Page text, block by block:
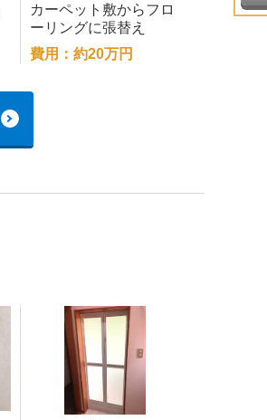
カーペット敷からフロ
ーリングに張替え
費用：約20万円